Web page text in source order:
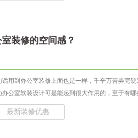
装修的空间感？
用到办公室装修上面也是一样，千辛万苦弄完硬
公室软装设计可是能起到很大作用的，至于有哪
最新装修优惠